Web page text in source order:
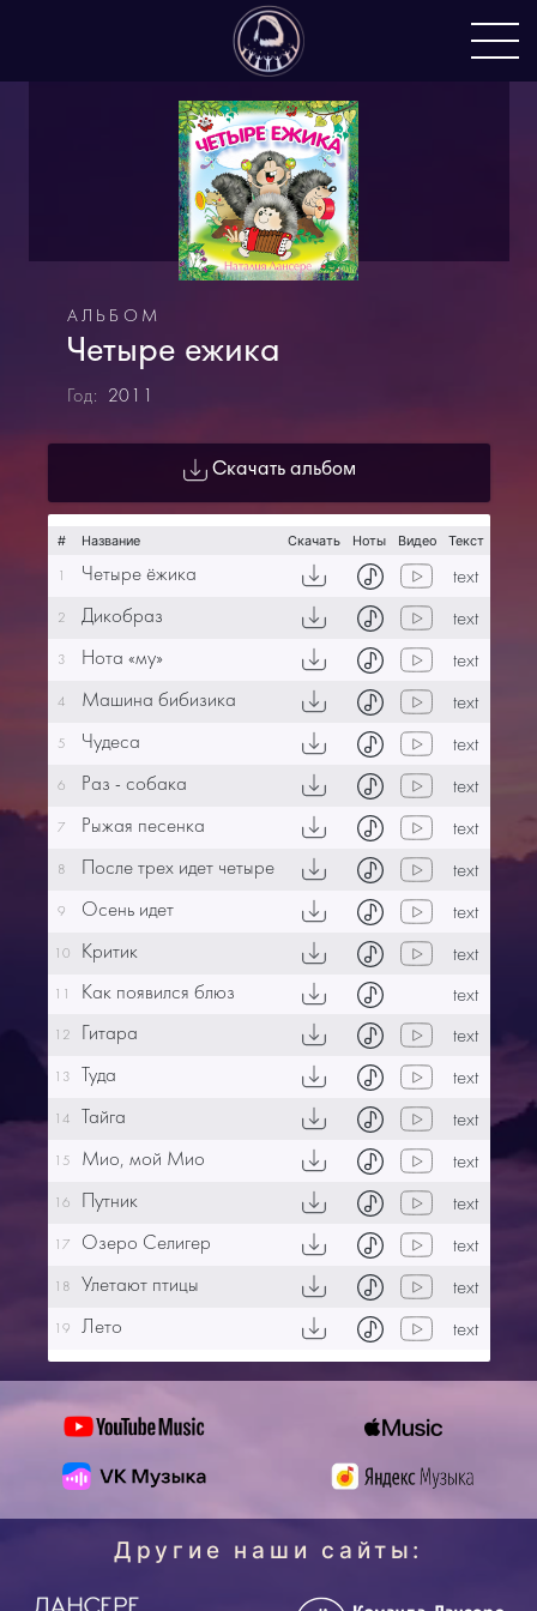
АЛЬБОМ
Четыре ежика
Год: 2011
Скачать альбом
# Название Скачать Ноты Видео Текст
1 Четыре ёжика text
2 Дикобраз text
3 Нота «му» text
4 Машина бибизика text
5 Чудеса text
6 Раз - собака text
7 Рыжая песенка text
8 После трех идет четыре text
9 Осень идет text
10 Критик text
11 Как появился блюз text
12 Гитара text
13 Туда text
14 Тайга text
15 Мио, мой Мио text
16 Путник text
17 Озеро Селигер text
18 Улетают птицы text
19 Лето text
Другие наши сайты: